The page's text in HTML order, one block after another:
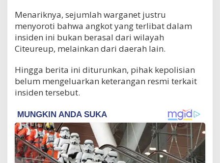
Menariknya, sejumlah warganet justru
menyoroti bahwa angkot yang terlibat dalam
insiden ini bukan berasal dari wilayah
Citeureup, melainkan dari daerah lain.
Hingga berita ini diturunkan, pihak kepolisian
belum mengeluarkan keterangan resmi terkait
insiden tersebut.